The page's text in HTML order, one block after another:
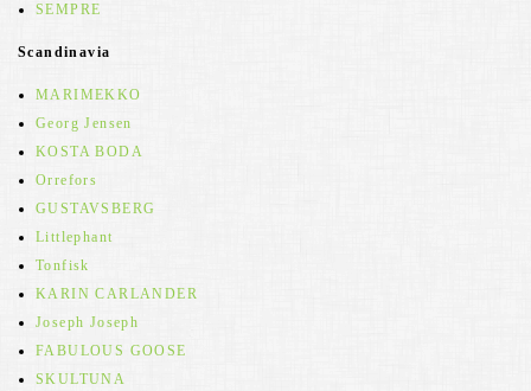
SEMPRE
Scandinavia
MARIMEKKO
Georg Jensen
KOSTA BODA
Orrefors
GUSTAVSBERG
Littlephant
Tonfisk
KARIN CARLANDER
Joseph Joseph
FABULOUS GOOSE
SKULTUNA